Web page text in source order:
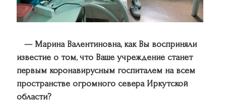
— Марина Валентиновна, как Вы восприняли
известие о том, что Ваше учреждение станет
первым коронавирусным госпиталем на всем
пространстве огромного севера Иркутской
области?